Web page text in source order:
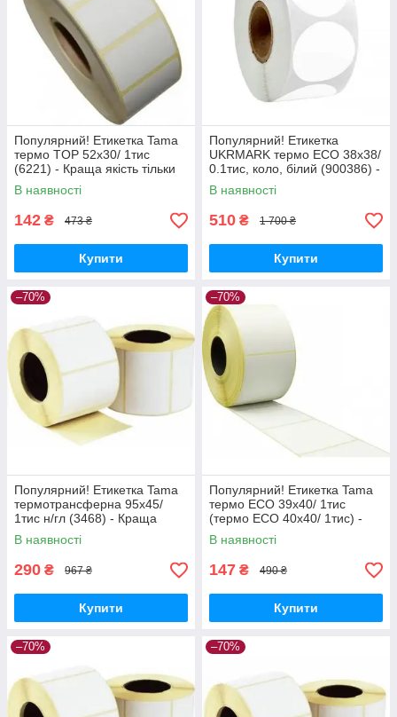
Популярний! Етикетка Tama
термо TOP 52x30/ 1тис
(6221) - Краща якість тільки
на Nukleon.com.ua
В наявності
142 ₴ 473 ₴
Купити
Популярний! Етикетка
UKRMARK термо ECO 38x38/
0.1тис, коло, білий (900386) -
Краща якість тільки на
Nukleon.com.ua
В наявності
510 ₴ 1 700 ₴
Купити
–70%
Популярний! Етикетка Tama
термотрансферна 95x45/
1тис н/гл (3468) - Краща
якість тільки на
Nukleon.com.ua
В наявності
290 ₴ 967 ₴
Купити
–70%
Популярний! Етикетка Tama
термо ECO 39x40/ 1тис
(термо ECO 40x40/ 1тис) -
Краща якість тільки на
Nukleon.com.ua
В наявності
147 ₴ 490 ₴
Купити
–70% –70%